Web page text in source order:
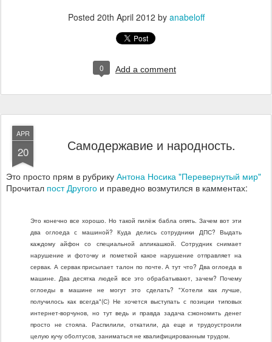
Posted 20th April 2012 by anabeloff
0 Add a comment
APR
20 Самодержавие и народность.
Это просто прям в рубрику Антона Носика "Перевернутый мир"
Прочитал пост Другого и праведно возмутился в камментах:
Это конечно все хорошо. Но такой пилёж бабла опять. Зачем вот эти
два оглоеда с машиной? Куда делись сотрудники ДПС? Выдать
каждому айфон со специальной апликашкой. Сотрудник снимает
нарушение и фоточку и пометкой какое нарушение отправляет на
сервак. А сервак присылает талон по почте. А тут что? Два оглоеда в
машине. Два десятка людей все это обрабатывают, зачем? Почему
оглоеды в машине не могут это сделать? "Хотели как лучше,
получилось как всегда"(С) Не хочется выступать с позиции типовых
интернет-ворчунов, но тут ведь и правда задача сэкономить денег
просто не стояла. Распилили, откатили, да еще и трудоустроили
целую кучу оболтусов, заниматься не квалифицированным трудом.